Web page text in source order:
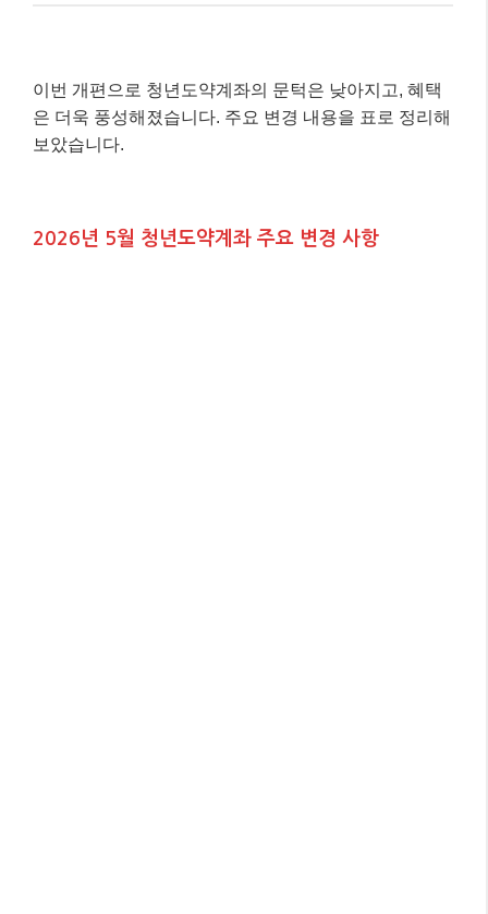
이번 개편으로 청년도약계좌의 문턱은 낮아지고, 혜택
은 더욱 풍성해졌습니다. 주요 변경 내용을 표로 정리해
보았습니다.
2026년 5월 청년도약계좌 주요 변경 사항